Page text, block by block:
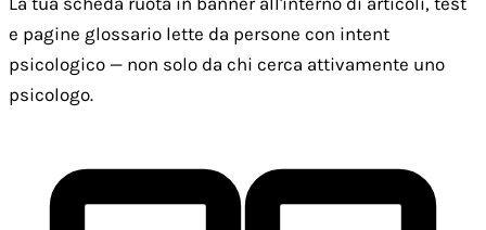
e pagine glossario lette da persone con intent
psicologico — non solo da chi cerca attivamente uno
psicologo.